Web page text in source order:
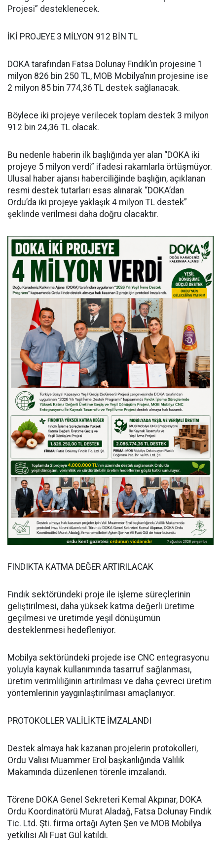
Projesi” desteklenecek.
İKİ PROJEYE 3 MİLYON 912 BİN TL
DOKA tarafından Fatsa Dolunay Fındık’ın projesine 1
milyon 826 bin 250 TL, MOB Mobilya’nın projesine ise
2 milyon 85 bin 774,36 TL destek sağlanacak.
Böylece iki projeye verilecek toplam destek 3 milyon
912 bin 24,36 TL olacak.
Bu nedenle haberin ilk başlığında yer alan “DOKA iki
projeye 5 milyon verdi” ifadesi rakamlarla örtüşmüyor.
Ulusal haber ajansı haberciliğinde başlığın, açıklanan
resmi destek tutarları esas alınarak “DOKA’dan
Ordu’da iki projeye yaklaşık 4 milyon TL destek”
şeklinde verilmesi daha doğru olacaktır.
FINDIKTA KATMA DEĞER ARTIRILACAK
Fındık sektöründeki proje ile işleme süreçlerinin
geliştirilmesi, daha yüksek katma değerli üretime
geçilmesi ve üretimde yeşil dönüşümün
desteklenmesi hedefleniyor.
Mobilya sektöründeki projede ise CNC entegrasyonu
yoluyla kaynak kullanımında tasarruf sağlanması,
üretim verimliliğinin artırılması ve daha çevreci üretim
yöntemlerinin yaygınlaştırılması amaçlanıyor.
PROTOKOLLER VALİLİKTE İMZALANDI
Destek almaya hak kazanan projelerin protokolleri,
Ordu Valisi Muammer Erol başkanlığında Valilik
Makamında düzenlenen törenle imzalandı.
Törene DOKA Genel Sekreteri Kemal Akpınar, DOKA
Ordu Koordinatörü Murat Aladağ, Fatsa Dolunay Fındık
Tic. Ltd. Şti. firma ortağı Ayten Şen ve MOB Mobilya
yetkilisi Ali Fuat Gül katıldı.